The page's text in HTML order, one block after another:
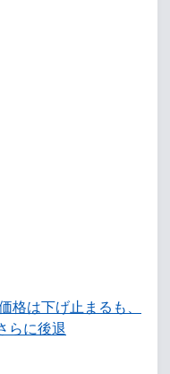
格は下げ止まるも、
らに後退